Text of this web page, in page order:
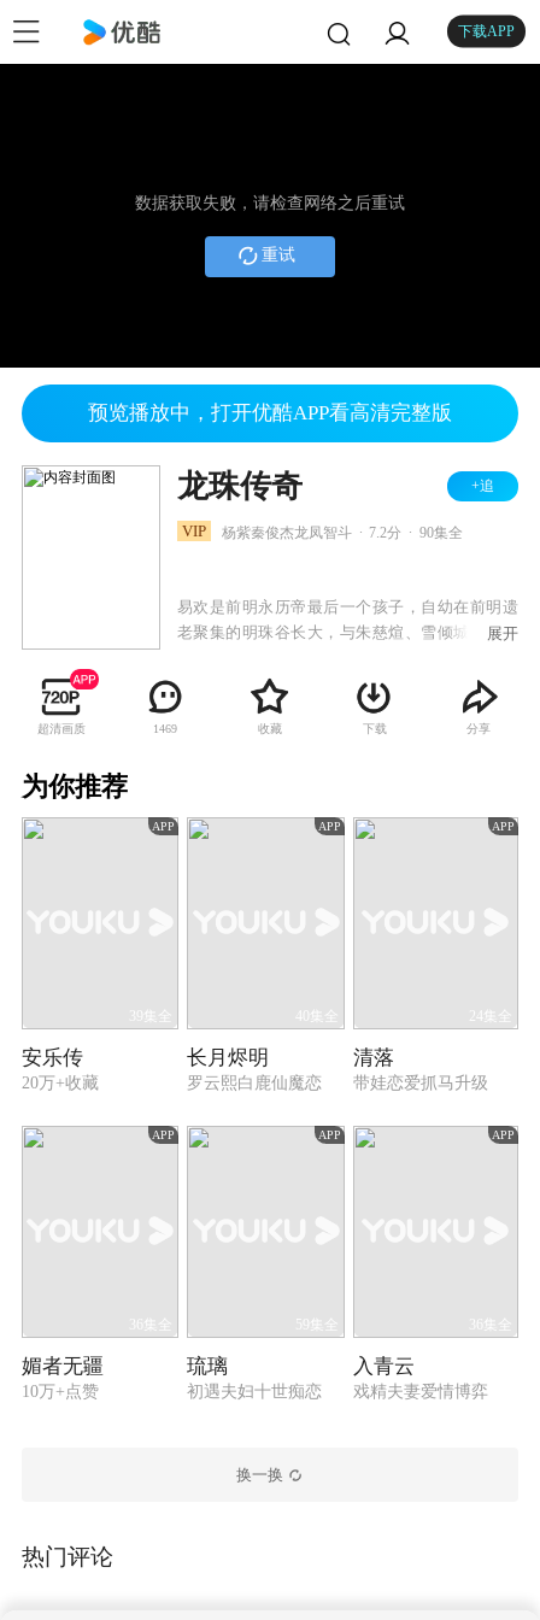
下载APP
数据获取失败，请检查网络之后重试
重试
预览播放中，打开优酷APP看高清完整版
龙珠传奇 +追
VIP 杨紫秦俊杰龙凤智斗 7.2分 90集全
易欢是前明永历帝最后一个孩子，自幼在前明遗
老聚集的明珠谷长大，与朱慈煊、雪倾城、叶默
大之后，易欢一行人离开明珠谷，在师父的授意
下设法接近康熙，试图寻找报家族仇恨的机会。
易欢与少年康熙从欢喜冤家到两心相许再到最后
情仇。康熙以仁德治国的理念终于打动了易欢，
展开
超清画质 1469 收藏 下载 分享
为你推荐
APP
39集全
安乐传
20万+收藏
APP
40集全
长月烬明
罗云熙白鹿仙魔恋
APP
24集全
清落
带娃恋爱抓马升级
APP
36集全
媚者无疆
10万+点赞
APP
59集全
琉璃
初遇夫妇十世痴恋
APP
36集全
入青云
戏精夫妻爱情博弈
换一换
热门评论